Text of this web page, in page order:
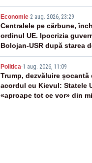
Economie-2 aug. 2026, 23:29
Centralele pe cărbune,
ordinul UE. Ipocrizia
Bolojan-USR după starea
Politica-1 aug. 2026, 11:09
Trump, dezvăluire șocantă
acordul cu Kievul: Statele
«aproape tot ce vor» din